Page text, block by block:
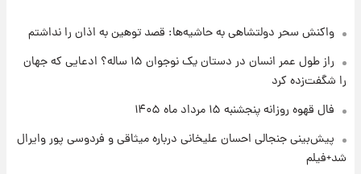
۲۲ ساعت پیش
۲۳ ساعت پیش
واکنش سحر دولتشاهی به حاشیه‌ها: قصد توهین به اذان را نداشتم
راز طول عمر انسان در دستان یک نوجوان ۱۵ ساله؟ ادعایی که جهان
را شگفت‌زده کرد
فال قهوه روزانه پنجشنبه ۱۵ مرداد ماه ۱۴۰۵
پیش‌بینی جنجالی احسان علیخانی درباره میثاقی و فردوسی پور وایرال
شد+فیلم